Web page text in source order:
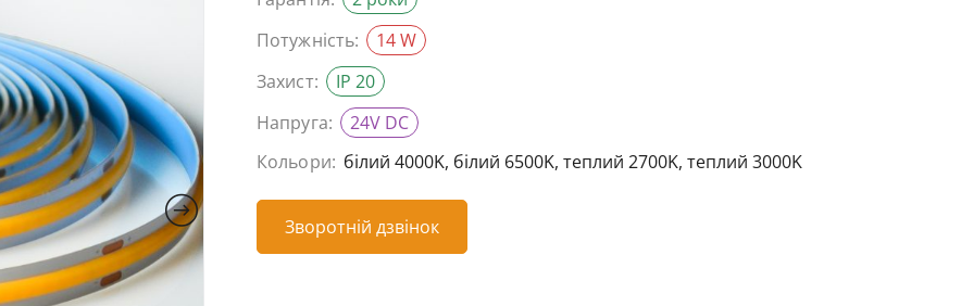
Потужність:
14 W
Захист:
IP 20
Напруга:
24V DC
Кольори: білий 4000K, білий 6500K, теплий 2700K, теплий 3000K
Зворотній дзвінок